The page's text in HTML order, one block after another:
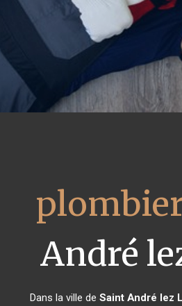
André
Dans la ville deSaint André lez